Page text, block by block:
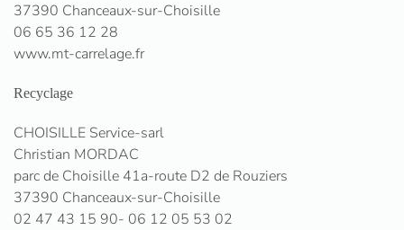
37390 Chanceaux-sur-Choisille
06 65 36 12 28
www.mt-carrelage.fr
Recyclage
CHOISILLE Service-sarl
Christian MORDAC
parc de Choisille 41a-route D2 de Rouziers
37390 Chanceaux-sur-Choisille
02 47 43 15 90- 06 12 05 53 02